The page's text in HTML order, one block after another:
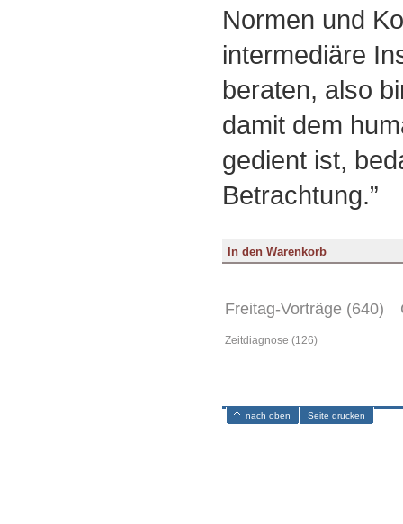
Normen und
intermediäre
beraten, also
damit dem
gedient ist,
Betrachtung.”
Freitag-Vorträge (640)
Zeitdiagnose (126)
nach oben Seite drucken